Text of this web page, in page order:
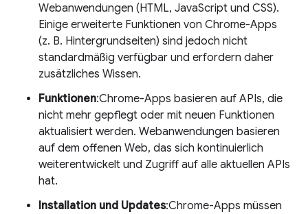
Webanwendungen (HTML, JavaScript und CSS).
Einige erweiterte Funktionen von Chrome-Apps
(z. B. Hintergrundseiten) sind jedoch nicht
standardmäßig verfügbar und erfordern daher
zusätzliches Wissen.
Funktionen:Chrome-Apps basieren auf APIs, die
nicht mehr gepflegt oder mit neuen Funktionen
aktualisiert werden. Webanwendungen basieren
auf dem offenen Web, das sich kontinuierlich
weiterentwickelt und Zugriff auf alle aktuellen APIs
hat.
Installation und Updates:Chrome-Apps müssen